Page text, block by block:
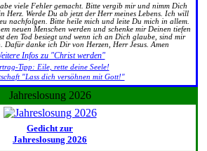
viele Fehler gemacht. Bitte vergib mir und nimm Dich
Herz. Werde Du ab jetzt der Herr meines Lebens. Ich will
nachfolgen. Bitte heile mich und leite Du mich in allem.
neuen Menschen werden und schenke mir Deinen tiefen
den Tod besiegt und wenn ich an Dich glaube, sind mir
Dafür danke ich Dir von Herzen, Herr Jesus. Amen
Infos zu "Christ werden"
Tipp: Eile, rette deine Seele!
"Lass dich versöhnen mit Gott!"
Jahreslosung 2026
Gedicht zur
Jahreslosung 2026